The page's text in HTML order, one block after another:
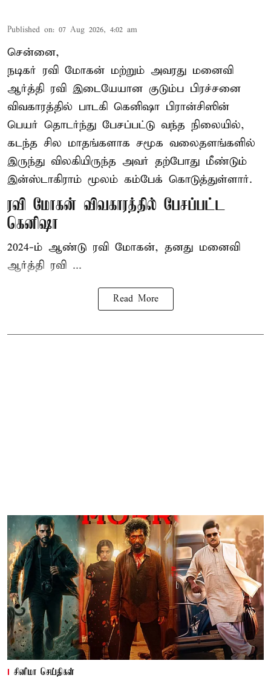
Published on: 07 Aug 2026, 4:02 am
சென்னை,
நடிகர் ரவி மோகன் மற்றும் அவரது மனைவி
ஆர்த்தி ரவி இடையேயான குடும்ப பிரச்சனை
விவகாரத்தில் பாடகி கெனிஷா பிரான்சிஸின்
பெயர் தொடர்ந்து பேசப்பட்டு வந்த நிலையில்,
கடந்த சில மாதங்களாக சமூக வலைதளங்களில்
இருந்து விலகியிருந்த அவர் தற்போது மீண்டும்
இன்ஸ்டாகிராம் மூலம் கம்பேக் கொடுத்துள்ளார்.
ரவி மோகன் விவகாரத்தில் பேசப்பட்ட
கெனிஷா
2024-ம் ஆண்டு ரவி மோகன், தனது மனைவி
ஆர்த்தி ரவி ...
Read More
சினிமா செய்திகள்